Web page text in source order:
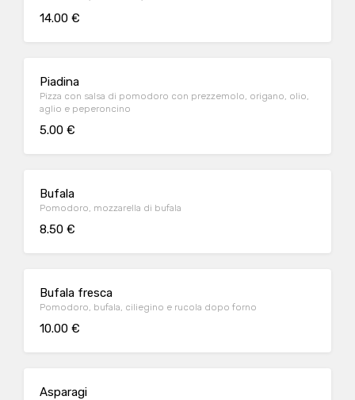
14.00 €
Piadina
Pizza con salsa di pomodoro con prezzemolo, origano, olio,
aglio e peperoncino
5.00 €
Bufala
Pomodoro, mozzarella di bufala
8.50 €
Bufala fresca
Pomodoro, bufala, ciliegino e rucola dopo forno
10.00 €
Asparagi